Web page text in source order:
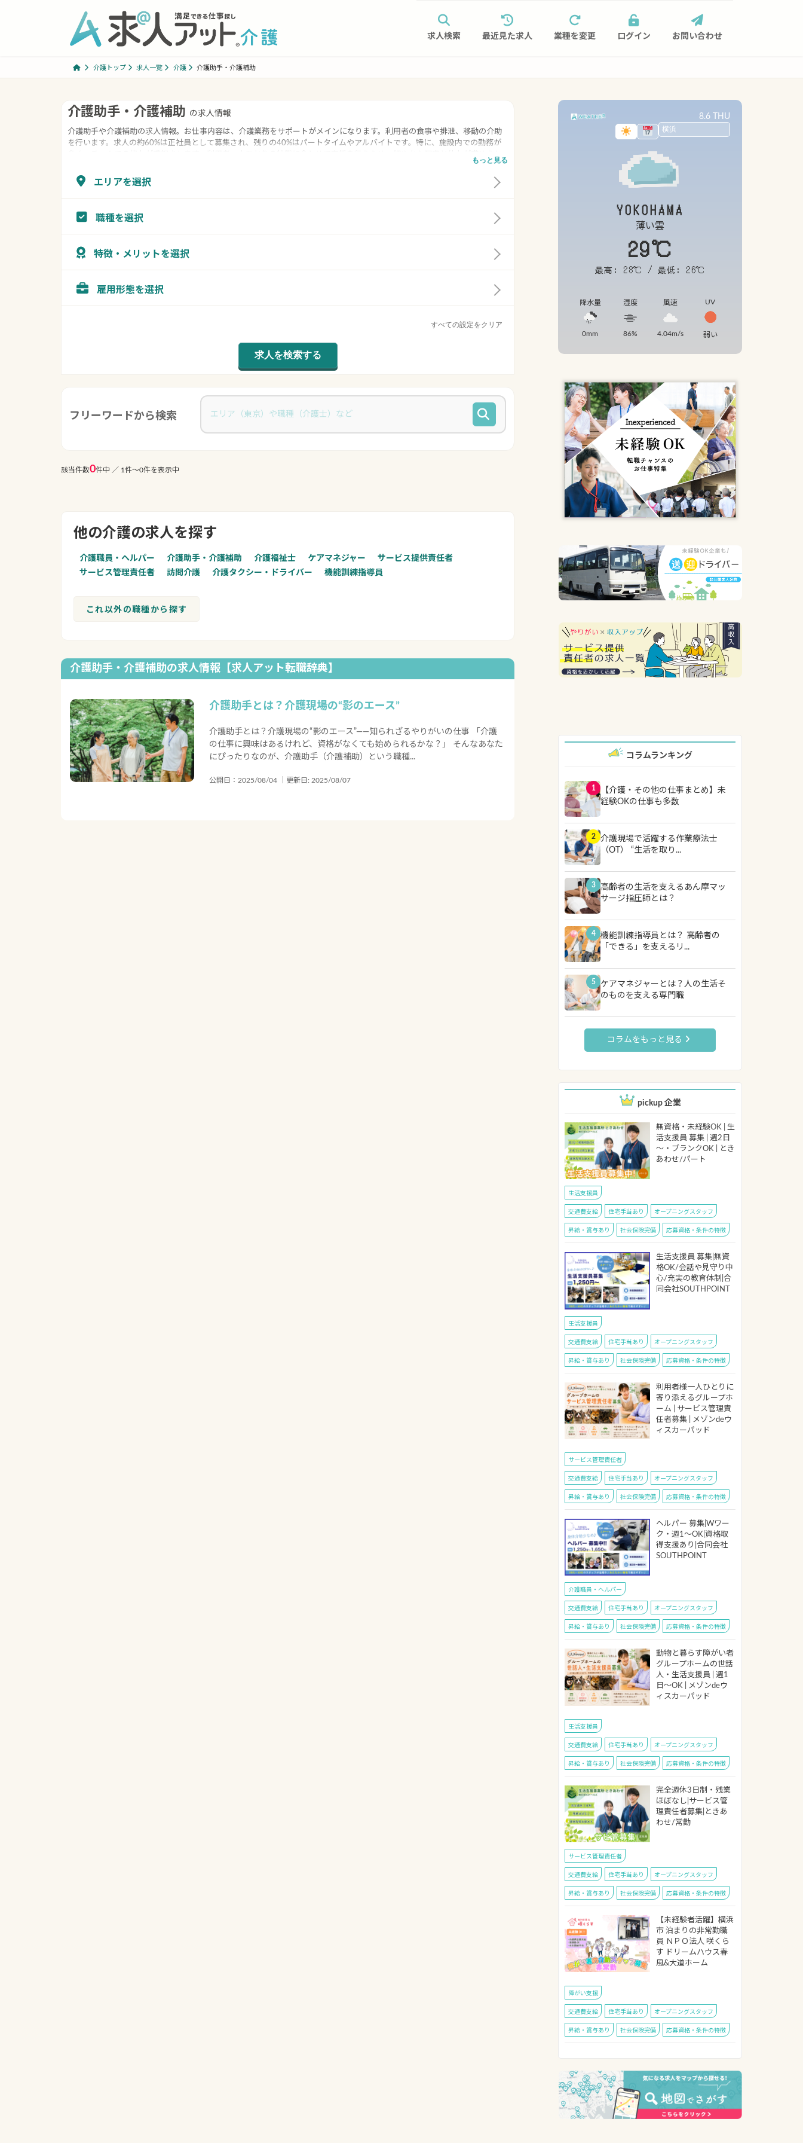
へ
ョ
求人検索 最近見た求人 業種を変更 ログイン お問い合わせ
介護トップ 求人一覧 介護 介護助手・介護補助
コ
テ
プ
ナ
ゲ
動
介護助手・介護補助 の求人情報
介護助手や介護補助の求人情報。お仕事内容は、介護業務をサポートがメインになります。利用者の食事や排泄、移動の介助
を行います。求人の約60%は正社員として募集され、残りの40%はパートタイムやアルバイトです。特に、施設内での勤務が
もっと見る
エリアを選択
職種を選択
特徴・メリットを選択
雇用形態を選択
すべての設定をクリア
フリーワードから検索
該当件数0件中 ／ 1件〜0件を表示中
他の介護の求人を探す
介護職員・ヘルパー 介護助手・介護補助 介護福祉士 ケアマネジャー
サービス提供責任者
サービス管理責任者
訪問介護 介護タクシー・ドライバー 機能訓練指導員
これ以外の職種から探す
介護助手・介護補助の求人情報【求人アット転職辞典】
介護助手とは？介護現場の“影のエース”
介護助手とは？介護現場の“影のエース”――知られざるやりがいの仕事 「介護
の仕事に興味はあるけれど、資格がなくても始められるかな？」 そんなあなた
にぴったりなのが、介護助手（介護補助）という職種...
公開日：2025/08/04 ｜更新日: 2025/08/07
8.6 THU
YOKOHAMA
薄い雲
29℃
最高: 28℃ / 最低: 26℃
降水量
0mm
湿度
86%
風速
4.04m/s
UV
弱い
コラムランキング
1
【介護・その他の仕事まとめ】未
経験OKの仕事も多数
2
介護現場で活躍する作業療法士
（OT） “生活を取り...
3
高齢者の生活を支えるあん摩マッ
サージ指圧師とは？
4
機能訓練指導員とは？ 高齢者の
「できる」を支えるリ...
5
ケアマネジャーとは？人の生活そ
のものを支える専門職
コラムをもっと見る
pickup 企業
無資格・未経験OK | 生
活支援員 募集 | 週2日
～・ブランクOK | とき
あわせ/パート
生活支援員
交通費支給 住宅手当あり オープニングスタッフ
昇給・賞与あり 社会保険完備 応募資格・条件の特徴
生活支援員 募集|無資
格OK/会話や見守り中
心/充実の教育体制|合
同会社SOUTHPOINT
生活支援員
交通費支給 住宅手当あり オープニングスタッフ
昇給・賞与あり 社会保険完備 応募資格・条件の特徴
利用者様一人ひとりに
寄り添えるグループホ
ーム | サービス管理責
任者募集 | メゾンdeウ
ィスカーパッド
サービス管理責任者
交通費支給 住宅手当あり オープニングスタッフ
昇給・賞与あり 社会保険完備 応募資格・条件の特徴
ヘルパー 募集|Wワー
ク・週1～OK|資格取
得支援あり|合同会社
SOUTHPOINT
介護職員・ヘルパー
交通費支給 住宅手当あり オープニングスタッフ
昇給・賞与あり 社会保険完備 応募資格・条件の特徴
動物と暮らす障がい者
グループホームの世話
人・生活支援員 | 週1
日～OK | メゾンdeウ
ィスカーパッド
生活支援員
交通費支給 住宅手当あり オープニングスタッフ
昇給・賞与あり 社会保険完備 応募資格・条件の特徴
完全週休3日制・残業
ほぼなし|サービス管
理責任者募集|ときあ
わせ/常勤
サービス管理責任者
交通費支給 住宅手当あり オープニングスタッフ
昇給・賞与あり 社会保険完備 応募資格・条件の特徴
【未経験者活躍】横浜
市 泊まりの非常勤職
員 ＮＰＯ法人 咲くら
す ドリームハウス春
風&大道ホーム
障がい支援
交通費支給 住宅手当あり オープニングスタッフ
昇給・賞与あり 社会保険完備 応募資格・条件の特徴